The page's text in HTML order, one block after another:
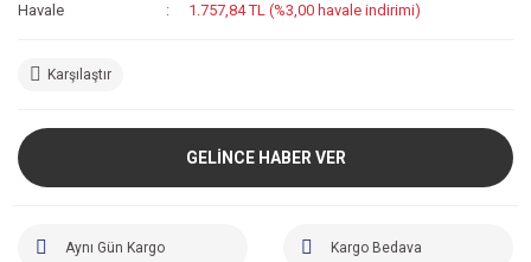
Havale 1.757,84 TL (%3,00 havale indirimi)
Karşılaştır
GELİNCE HABER VER
Aynı Gün Kargo Kargo Bedava